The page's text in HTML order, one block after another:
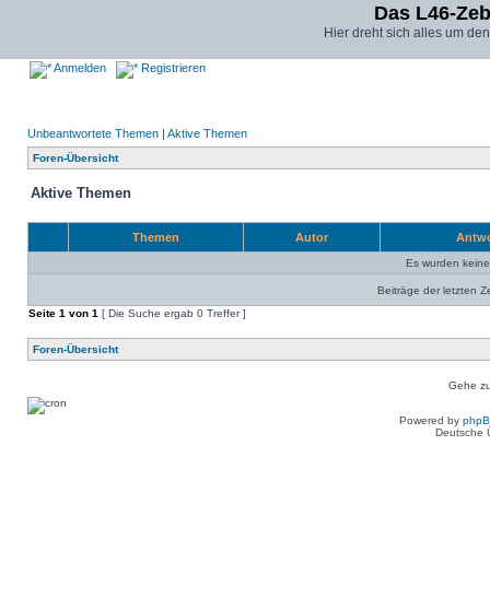
Das L46-
Hier dreht sich alles um
Anmelden Registrieren
Unbeantwortete Themen | Aktive Themen
Foren-Übersicht
Aktive Themen
Themen Autor
Es wurden
Beiträge der letzten
Seite 1 von 1 [ Die Suche ergab 0 Treffer ]
Foren-Übersicht
Gehe
Powered by
Deutsche